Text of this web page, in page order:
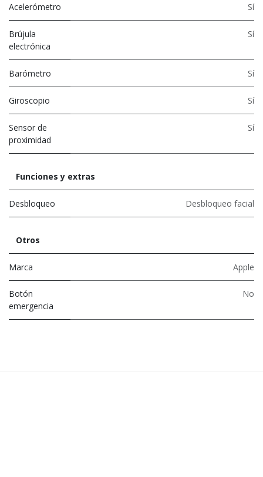
Acelerómetro Sí
Brújula
electrónica
Sí
Barómetro Sí
Giroscopio Sí
Sensor de
proximidad
Sí
Funciones y extras
Desbloqueo Desbloqueo facial
Otros
Marca Apple
Botón
emergencia
No